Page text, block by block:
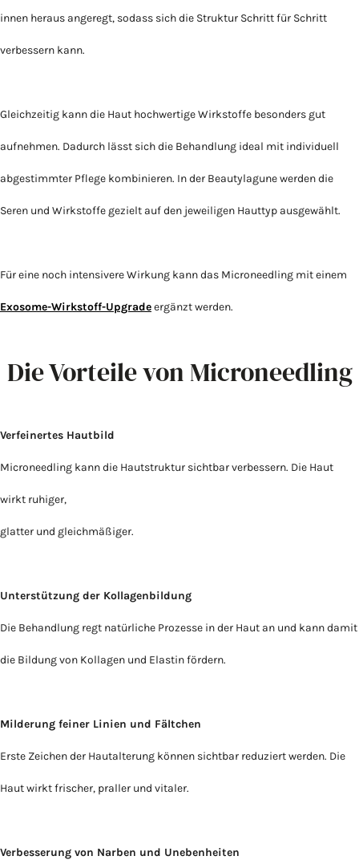
innen heraus angeregt, sodass sich die Struktur Schritt für Schritt
verbessern kann.
Gleichzeitig kann die Haut hochwertige Wirkstoffe besonders gut
aufnehmen. Dadurch lässt sich die Behandlung ideal mit individuell
abgestimmter Pflege kombinieren. In der Beautylagune werden die
Seren und Wirkstoffe gezielt auf den jeweiligen Hauttyp ausgewählt.
Für eine noch intensivere Wirkung kann das Microneedling mit einem
Exosome-Wirkstoff-Upgradeergänzt werden.
Die Vorteile von Microneedling
Verfeinertes Hautbild
Microneedling kann die Hautstruktur sichtbar verbessern. Die Haut
wirkt ruhiger,
glatter und gleichmäßiger.
Unterstützung der Kollagenbildung
Die Behandlung regt natürliche Prozesse in der Haut an und kann damit
die Bildung von Kollagen und Elastin fördern.
Milderung feiner Linien und Fältchen
Erste Zeichen der Hautalterung können sichtbar reduziert werden. Die
Haut wirkt frischer, praller und vitaler.
Verbesserung von Narben und Unebenheiten